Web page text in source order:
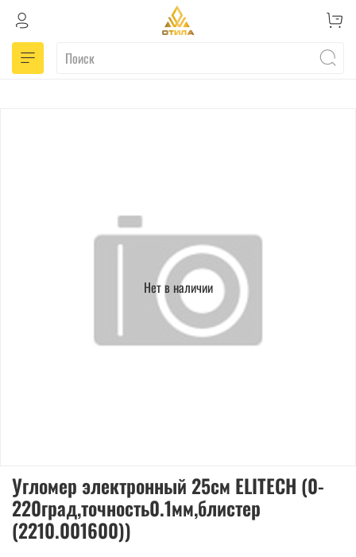
Нет в наличии
Угломер электронный 25см ELITECH (0-
220град,точность0.1мм,блистер
(2210.001600))